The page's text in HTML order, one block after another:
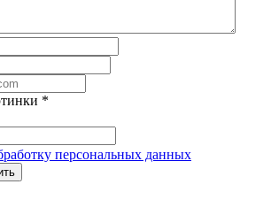
*
персональных данных